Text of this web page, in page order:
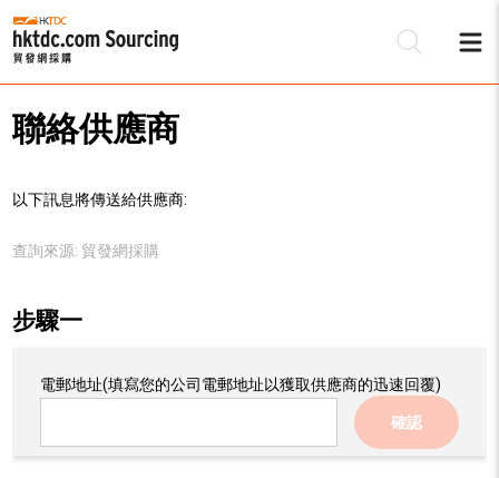
聯絡供應商
以下訊息將傳送給供應商:
查詢來源: 貿發網採購
步驟一
電郵地址(填寫您的公司電郵地址以獲取供應商的迅速回覆)
確認